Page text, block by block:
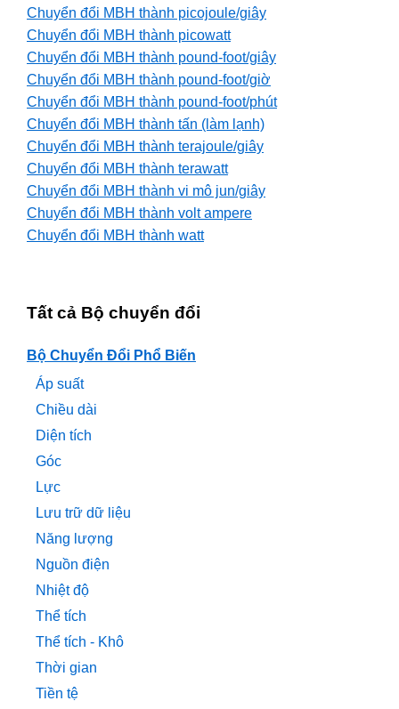
Chuyển đổi MBH thành picojoule/giây
Chuyển đổi MBH thành picowatt
Chuyển đổi MBH thành pound-foot/giây
Chuyển đổi MBH thành pound-foot/giờ
Chuyển đổi MBH thành pound-foot/phút
Chuyển đổi MBH thành tấn (làm lạnh)
Chuyển đổi MBH thành terajoule/giây
Chuyển đổi MBH thành terawatt
Chuyển đổi MBH thành vi mô jun/giây
Chuyển đổi MBH thành volt ampere
Chuyển đổi MBH thành watt
Tất cả Bộ chuyển đổi
Bộ Chuyển Đổi Phổ Biến
Áp suất
Chiều dài
Diện tích
Góc
Lực
Lưu trữ dữ liệu
Năng lượng
Nguồn điện
Nhiệt độ
Thể tích
Thể tích - Khô
Thời gian
Tiền tệ